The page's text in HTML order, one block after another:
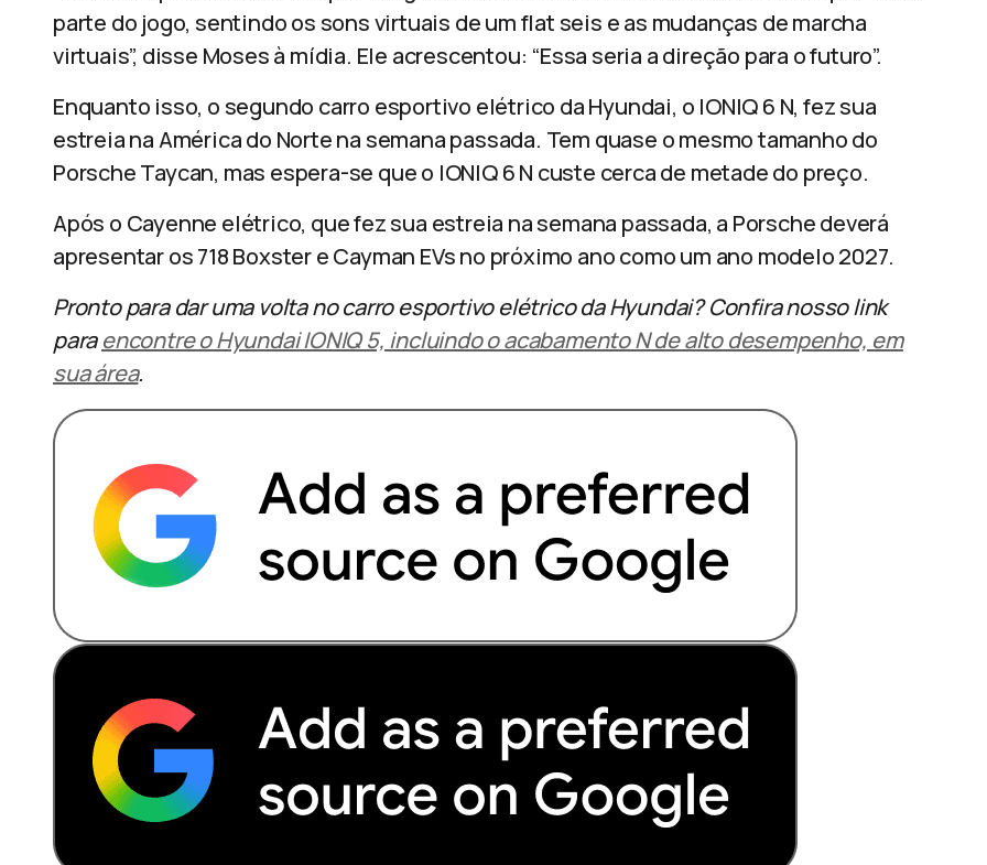
parte do jogo, sentindo os sons virtuais de um flat seis e as mudanças de marcha
virtuais”, disse Moses à mídia. Ele acrescentou: “Essa seria a direção para o futuro”.
Enquanto isso, o segundo carro esportivo elétrico da Hyundai, o IONIQ 6 N, fez sua
estreia na América do Norte na semana passada. Tem quase o mesmo tamanho do
Porsche Taycan, mas espera-se que o IONIQ 6 N custe cerca de metade do preço.
Após o Cayenne elétrico, que fez sua estreia na semana passada, a Porsche deverá
apresentar os 718 Boxster e Cayman EVs no próximo ano como um ano modelo 2027.
Pronto para dar uma volta no carro esportivo elétrico da Hyundai? Confira nosso link
paraencontre o Hyundai IONIQ 5, incluindo o acabamento N de alto desempenho, em
sua área.